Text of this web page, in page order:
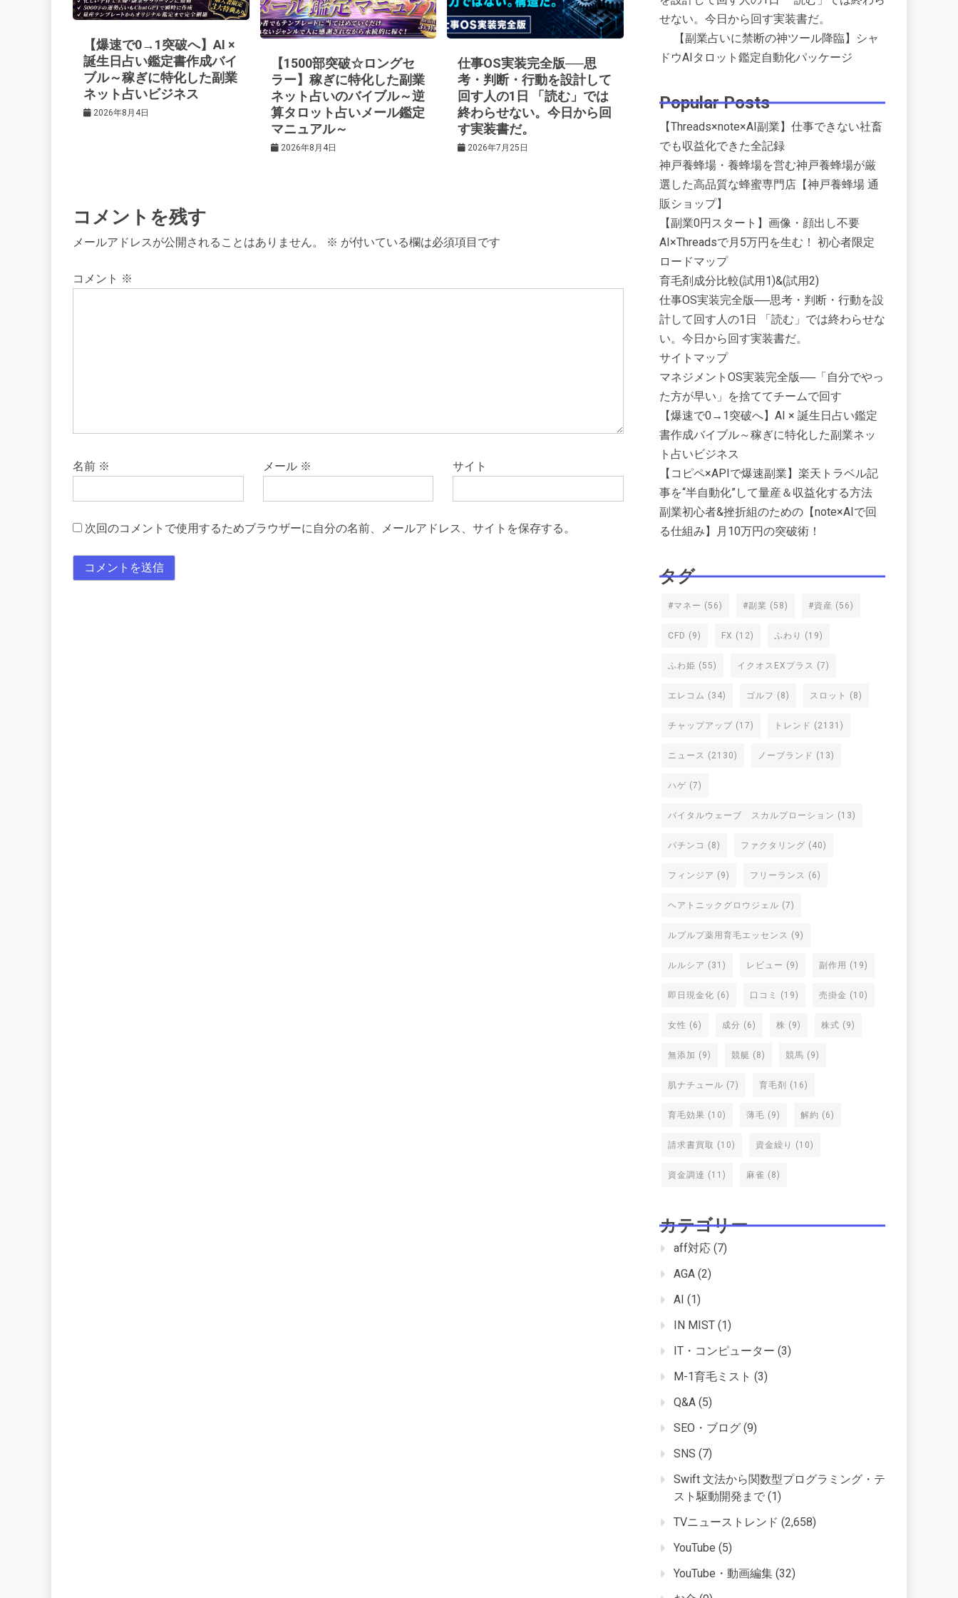
ー
シ
ョ
【爆速で0→1突破へ】AI ×
誕生日占い鑑定書作成バイ
ブル～稼ぎに特化した副業
ネット占いビジネス
2026年8月4日
【1500部突破☆ロングセ
ラー】稼ぎに特化した副業
ネット占いのバイブル～逆
算タロット占いメール鑑定
マニュアル～
2026年8月4日
仕事OS実装完全版──思
考・判断・行動を設計して
回す人の1日 「読む」では
終わらせない。今日から回
す実装書だ。
2026年7月25日
コメントを残す
メールアドレスが公開されることはありません。 ※ が付いている欄は必須項目です
コメント ※
名前 ※ メール ※ サイト
次回のコメントで使用するためブラウザーに自分の名前、メールアドレス、サイトを保存する。
せない。今日から回す実装書だ。
【副業占いに禁断の神ツール降臨】シャ
ドウAIタロット鑑定自動化パッケージ
Popular Posts
【Threads×note×AI副業】仕事できない社畜
でも収益化できた全記録
神戸養蜂場・養蜂場を営む神戸養蜂場が厳
選した高品質な蜂蜜専門店【神戸養蜂場 通
販ショップ】
【副業0円スタート】画像・顔出し不要
AI×Threadsで月5万円を生む！ 初心者限定
ロードマップ
育毛剤成分比較(試用1)&(試用2)
仕事OS実装完全版──思考・判断・行動を設
計して回す人の1日 「読む」では終わらせな
い。今日から回す実装書だ。
サイトマップ
マネジメントOS実装完全版──「自分でやっ
た方が早い」を捨ててチームで回す
【爆速で0→1突破へ】AI × 誕生日占い鑑定
書作成バイブル～稼ぎに特化した副業ネッ
ト占いビジネス
【コピペ×APIで爆速副業】楽天トラベル記
事を“半自動化”して量産＆収益化する方法
副業初心者&挫折組のための【note×AIで回
る仕組み】月10万円の突破術！
タグ
#マネー (56) #副業 (58) #資産 (56)
CFD (9) FX (12) ふわり (19)
ふわ姫 (55) イクオスEXプラス (7)
エレコム (34) ゴルフ (8) スロット (8)
チャップアップ (17) トレンド (2131)
ニュース (2130) ノーブランド (13)
ハゲ (7)
バイタルウェーブ スカルプローション (13)
パチンコ (8) ファクタリング (40)
フィンジア (9) フリーランス (6)
ヘアトニックグロウジェル (7)
ルプルプ薬用育毛エッセンス (9)
ルルシア (31) レビュー (9) 副作用 (19)
即日現金化 (6) 口コミ (19) 売掛金 (10)
女性 (6) 成分 (6) 株 (9) 株式 (9)
無添加 (9) 競艇 (8) 競馬 (9)
肌ナチュール (7) 育毛剤 (16)
育毛効果 (10) 薄毛 (9) 解約 (6)
請求書買取 (10) 資金繰り (10)
資金調達 (11) 麻雀 (8)
カテゴリー
aff対応 (7)
AGA (2)
AI (1)
IN MIST (1)
IT・コンピューター (3)
M-1育毛ミスト (3)
Q&A (5)
SEO・ブログ (9)
SNS (7)
Swift 文法から関数型プログラミング・テ
スト駆動開発まで (1)
TVニューストレンド (2,658)
YouTube (5)
YouTube・動画編集 (32)